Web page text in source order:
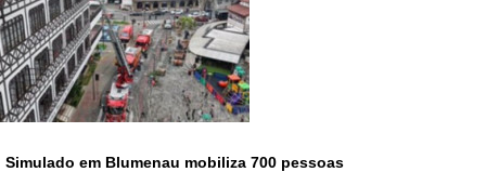
Simulado em Blumenau mobiliza 700 pessoas